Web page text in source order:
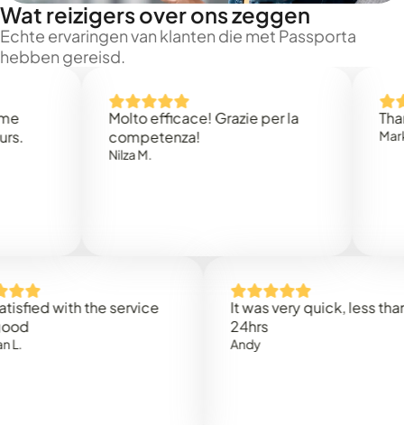
Wat reizigers over ons zeggen
Echte ervaringen van klanten die met Passporta
hebben gereisd.
Molto efficace! Grazie per la
competenza!
Thank
Mark N.
with the service
It was very quick, less than